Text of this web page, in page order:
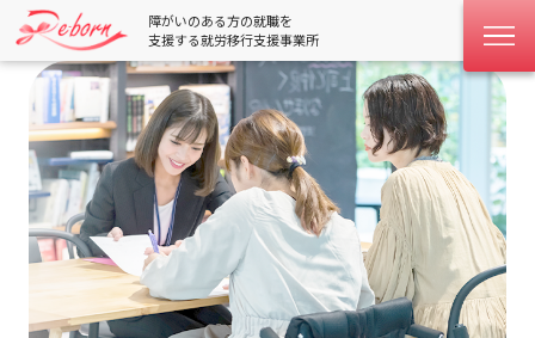
障がいのある方の就職を
支援する就労移行支援事業所